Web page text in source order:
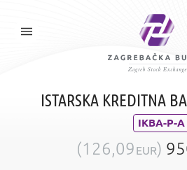
ISTARSKA KREDITNA
IKBA-P-A
(126,09 EUR)